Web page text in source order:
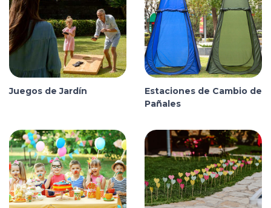
Juegos de Jardín
Estaciones de Cambio de
Pañales